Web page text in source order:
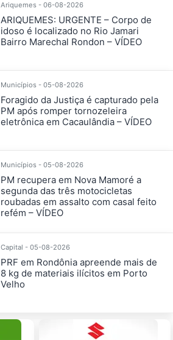
Ariquemes - 06-08-2026
ARIQUEMES: URGENTE – Corpo de
idoso é localizado no Rio Jamari
Bairro Marechal Rondon – VÍDEO
Municípios - 05-08-2026
Foragido da Justiça é capturado pela
PM após romper tornozeleira
eletrônica em Cacaulândia – VÍDEO
Municípios - 05-08-2026
PM recupera em Nova Mamoré a
segunda das três motocicletas
roubadas em assalto com casal feito
refém – VÍDEO
Capital - 05-08-2026
PRF em Rondônia apreende mais de
8 kg de materiais ilícitos em Porto
Velho